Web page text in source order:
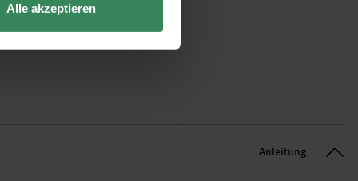
Alle akzeptieren
Anleitung